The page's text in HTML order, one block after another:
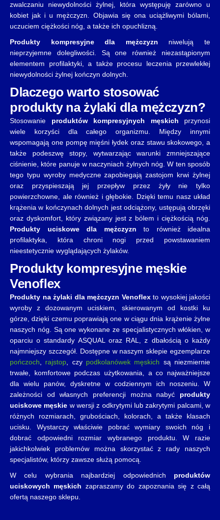
zwalczaniu niewydolności żylnej, która występuję zarówno u
kobiet jak i u mężczyzn. Objawia się ona uciążliwymi bólami,
uczuciem ciężkości nóg, a także ich opuchlizną.
Produkty kompresyjne dla mężczyzn niwelują te
nieprzyjemne dolegliwości. Są one również niezastąpionym
elementem profilaktyki, a także procesu leczenia przewlekłej
niewydolności żylnej kończyn dolnych.
Dlaczego warto stosować
produkty na żylaki dla mężczyzn?
Stosowanie produktów kompresyjnych męskich przynosi
wiele korzyści dla całego organizmu. Między innymi
wspomagają one pompę mięśni łydek oraz stawu skokowego, a
także podeszwę stopy, wytwarzając warunki zmniejszające
ciśnienie, które panuje w naczyniach żylnych nóg. W ten sposób
tego typu wyroby medyczne zapobiegają zastojom krwi żylnej
oraz przyspieszają jej przepływ przez żyły nie tylko
powierzchowne, ale również i głębokie. Dzięki temu nasz układ
krążenia w kończynach dolnych jest odciążony, ustępują obrzęki
oraz dyskomfort, który związany jest z bólem i ciężkością nóg.
Produkty uciskowe dla mężczyzn to również idealna
profilaktyka, która chroni nogi przed powstawaniem
nieestetycznie wyglądających żylaków.
Produkty kompresyjne męskie
Venoflex
Produkty na żylaki dla mężczyzn Venoflexto wysokiej jakości
wyroby z dozowanym uciskiem, skierowanym od kostki ku
górze, dzięki czemu poprawiają one w ciągu dnia krążenie żylne
naszych nóg. Są one wykonane ze specjalistycznych włókien, w
oparciu o standardy ASQUAL oraz RAL, z dbałością o każdy
najmniejszy szczegół. Dostępne w naszym sklepie egzemplarze
pończoch
rajstop , czy podkolanówek męskich są niezmiernie
trwałe, komfortowe podczas użytkowania, a co najważniejsze
dla wielu panów, dyskretne w codziennym ich noszeniu. W
zależności od własnych preferencji można nabyć produkty
uciskowe męskie w wersji z odkrytymi lub zakrytymi palcami, w
różnych rozmiarach, grubościach, kolorach, a także klasach
ucisku. Wystarczy właściwie pobrać wymiary swoich nóg i
dobrać odpowiedni rozmiar wybranego produktu. W razie
jakichkolwiek problemów można skorzystać z rady naszych
specjalistów, którzy zawsze służą pomocą.
W celu wybrania najbardziej odpowiednich produktów
uciskowych męskich zapraszamy do zapoznania się z całą
ofertą naszego sklepu.